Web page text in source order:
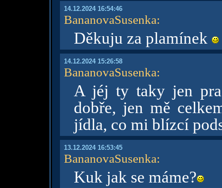
14.12.2024 16:54:46
BananovaSusenka:
Děkuju za plamínek
14.12.2024 15:26:58
BananovaSusenka:
A jéj ty taky jen
dobře, jen mě
jídla, co mi blízcí
13.12.2024 16:53:45
BananovaSusenka:
Kuk jak se máme?